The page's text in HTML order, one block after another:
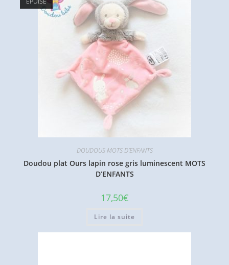
DOUDOUS MOTS D'ENFANTS
Doudou plat Ours lapin rose gris luminescent MOTS
D’ENFANTS
17,50€
Lire la suite